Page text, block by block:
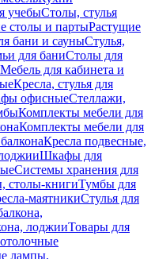
учебыСтолы, стулья
столы и партыРастущие
бани и сауныСтулья,
для баниСтолы для
Мебель для кабинета и
Кресла, стулья для
офисныеСтеллажи,
Комплекты мебели для
Комплекты мебели для
Кресла подвесные,
Шкафы для
Системы хранения для
столы-книгиТумбы для
маятникиСтулья для
лоджииТовары для
лампы,